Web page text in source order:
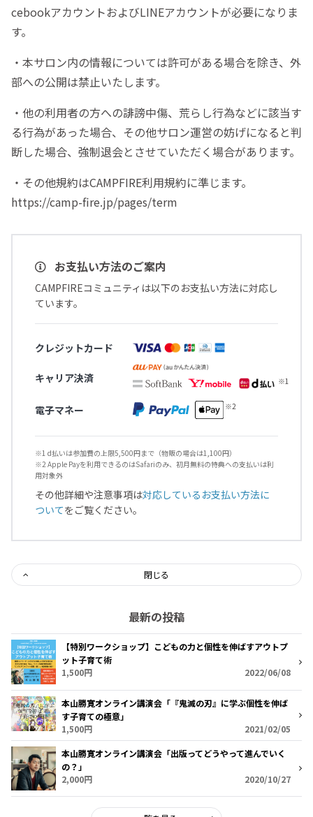
cebookアカウントおよびLINEアカウントが必要になりま
す。
・本サロン内の情報については許可がある場合を除き、外
部への公開は禁止いたします。
・他の利用者の方への誹謗中傷、荒らし行為などに該当す
る行為があった場合、その他サロン運営の妨げになると判
断した場合、強制退会とさせていただく場合があります。
・その他規約はCAMPFIRE利用規約に準じます。
https://camp-fire.jp/pages/term
お支払い方法のご案内
CAMPFIREコミュニティは以下のお支払い方法に対応し
ています。
クレジットカード
キャリア決済
電子マネー
※1 d払いは参加費の上限5,500円まで（物販の場合は1,100円）
※2 Apple Payを利用できるのはSafariのみ、初月無料の特典への支払いは利
用対象外
その他詳細や注意事項は対応しているお支払い方法に
ついてをご覧ください。
閉じる
最新の投稿
【特別ワークショップ】こどもの力と個性を伸ばすアウトプ
ット子育て術
1,500円
2022/06/08
本山勝寛オンライン講演会「『鬼滅の刃』に学ぶ個性を伸ば
す子育ての極意」
1,500円
2021/02/05
本山勝寛オンライン講演会「出版ってどうやって進んでいく
の？」
2,000円
2020/10/27